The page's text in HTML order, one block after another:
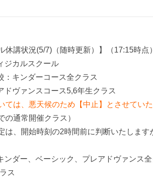
休講状況(5/7)（随時更新）】（17:15時点）
ジカルスクール
：キンダーコース全クラス
ドヴァンスコース5,6年生クラス
ては、悪天候のため【中止】とさせていた
の通常開催クラス）
は、開始時刻の2時間前に判断いたしま
ンダー、ベーシック、プレアドヴァンス
ス